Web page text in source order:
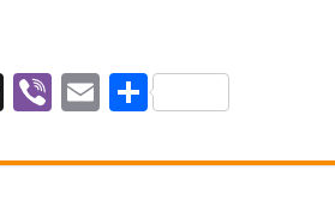
T
e
Vi
er
E
ail
S
ar